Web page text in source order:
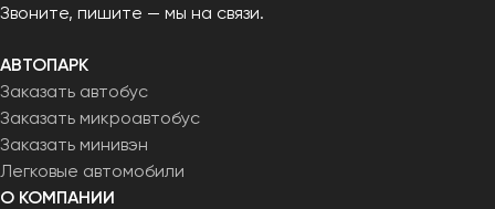
Звоните, пишите — мы на связи.
АВТОПАРК
Заказать автобус
Заказать микроавтобус
Заказать минивэн
Легковые автомобили
О КОМПАНИИ